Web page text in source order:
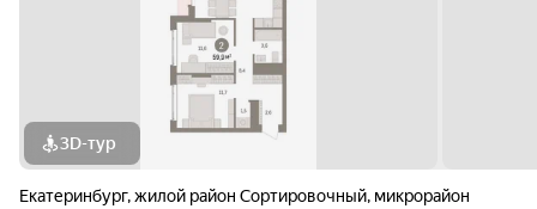
3D-тур
Екатеринбург,жилой район Сортировочный, микрорайон